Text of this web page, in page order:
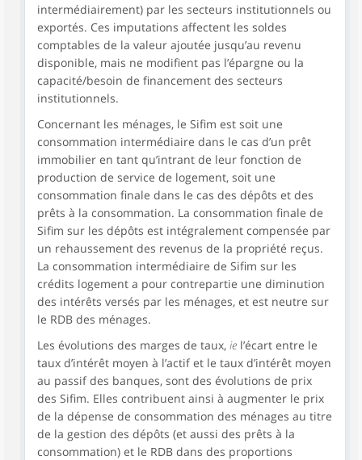
intermédiairement) par les secteurs institutionnels ou
exportés. Ces imputations affectent les soldes
comptables de la valeur ajoutée jusqu’au revenu
disponible, mais ne modifient pas l’épargne ou la
capacité/besoin de financement des secteurs
institutionnels.
Concernant les ménages, le Sifim est soit une
consommation intermédiaire dans le cas d’un prêt
immobilier en tant qu’intrant de leur fonction de
production de service de logement, soit une
consommation finale dans le cas des dépôts et des
prêts à la consommation. La consommation finale de
Sifim sur les dépôts est intégralement compensée par
un rehaussement des revenus de la propriété reçus.
La consommation intermédiaire de Sifim sur les
crédits logement a pour contrepartie une diminution
des intérêts versés par les ménages, et est neutre sur
le RDB des ménages.
Les évolutions des marges de taux, ie l’écart entre le
taux d’intérêt moyen à l’actif et le taux d’intérêt moyen
au passif des banques, sont des évolutions de prix
des Sifim. Elles contribuent ainsi à augmenter le prix
de la dépense de consommation des ménages au titre
de la gestion des dépôts (et aussi des prêts à la
consommation) et le RDB dans des proportions